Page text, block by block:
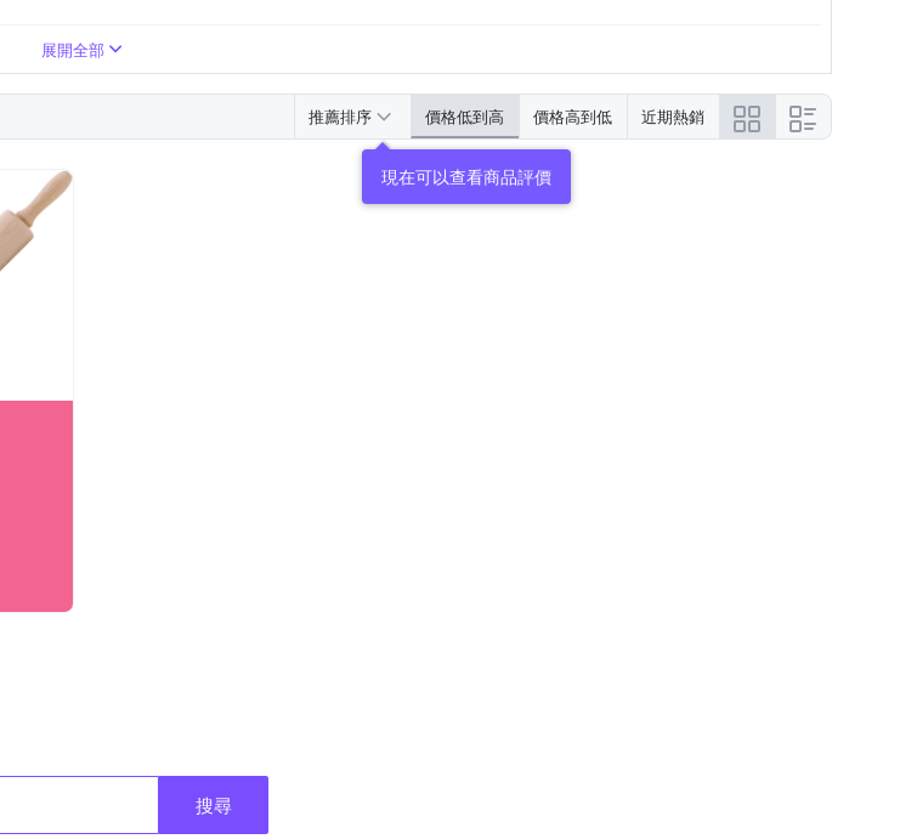
展開全部
推薦排序 價格低到高 價格高到低 近期熱銷
現在可以查看商品評價
搜尋